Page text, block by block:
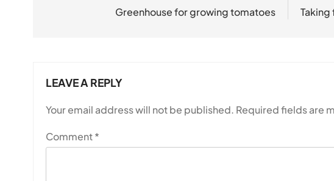
navigationGreenhouse for growing tomatoes
LEAVE A REPLY
Your email address will not be published. Required fields are
Comment*